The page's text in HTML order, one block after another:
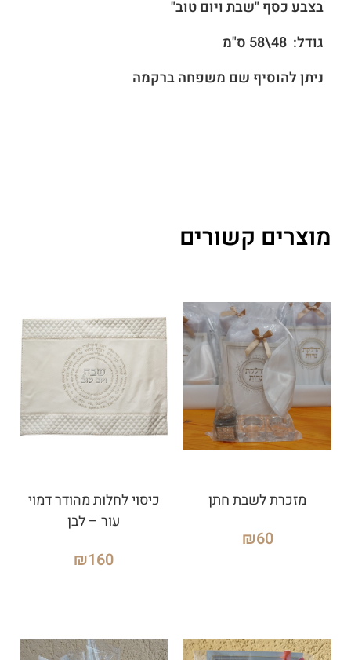
בצבע כסף "שבת ויום טוב"
גודל: 48\58 ס"מ
ניתן להוסיף שם משפחה ברקמה
מוצרים קשורים
מזכרת לשבת חתן
₪60
כיסוי לחלות מהודר דמוי
עור – לבן
₪160